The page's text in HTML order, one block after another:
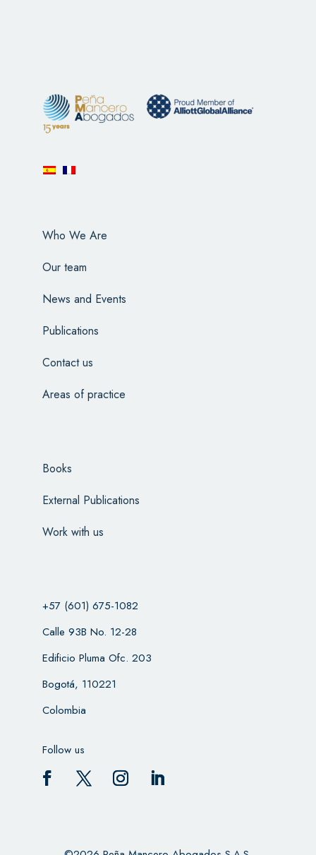
Who We Are
Our team
News and Events
Publications
Contact us
Areas of practice
Books
External Publications
Work with us
+57 (601) 675-1082
Calle 93B No. 12-28
Edificio Pluma Ofc. 203
Bogotá, 110221
Colombia
Follow us